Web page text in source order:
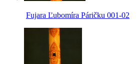
Fujara Ľubomíra Páričku 001-02